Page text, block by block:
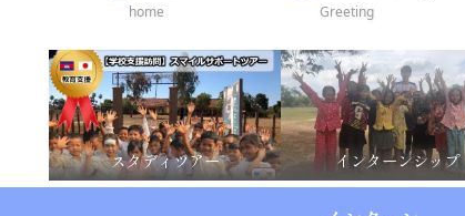
home Greeting
スタディツアー インターンシップ